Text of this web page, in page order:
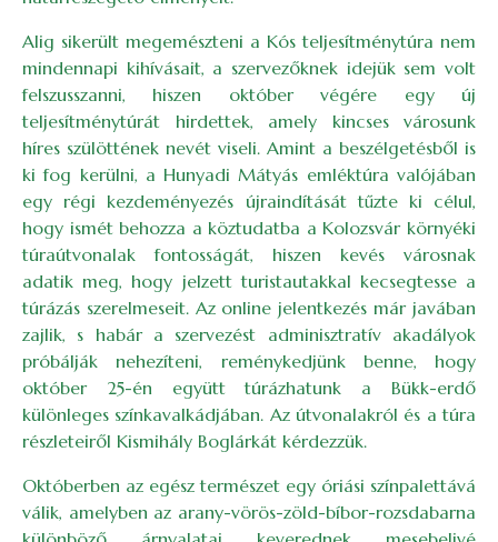
Alig sikerült megemészteni a Kós teljesítménytúra nem
mindennapi kihívásait, a szervezőknek idejük sem volt
felszusszanni, hiszen október végére egy új
teljesítménytúrát hirdettek, amely kincses városunk
híres szülöttének nevét viseli. Amint a beszélgetésből is
ki fog kerülni, a Hunyadi Mátyás emléktúra valójában
egy régi kezdeményezés újraindítását tűzte ki célul,
hogy ismét behozza a köztudatba a Kolozsvár környéki
túraútvonalak fontosságát, hiszen kevés városnak
adatik meg, hogy jelzett turistautakkal kecsegtesse a
túrázás szerelmeseit. Az online jelentkezés már javában
zajlik, s habár a szervezést adminisztratív akadályok
próbálják nehezíteni, reménykedjünk benne, hogy
október 25-én együtt túrázhatunk a Bükk-erdő
különleges színkavalkádjában. Az útvonalakról és a túra
részleteiről Kismihály Boglárkát kérdezzük.
Októberben az egész természet egy óriási színpalettává
válik, amelyben az arany-vörös-zöld-bíbor-rozsdabarna